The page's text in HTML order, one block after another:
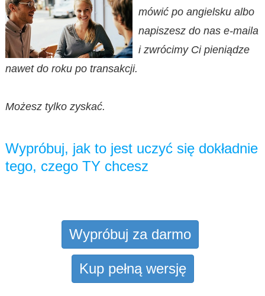
mówić po angielsku albo
napiszesz do nas e-maila
i zwrócimy Ci pieniądze
nawet do roku po transakcji.
Możesz tylko zyskać.
Wypróbuj, jak to jest uczyć się dokładnie
tego, czego TY chcesz
Wypróbuj za darmo
Kup pełną wersję